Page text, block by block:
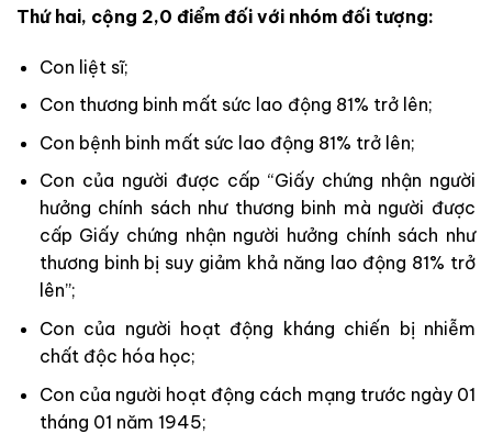
Thứ hai, cộng 2,0 điểm đối với nhóm đối tượng:
Con liệt sĩ;
Con thương binh mất sức lao động 81% trở lên;
Con bệnh binh mất sức lao động 81% trở lên;
Con của người được cấp “Giấy chứng nhận người
hưởng chính sách như thương binh mà người được
cấp Giấy chứng nhận người hưởng chính sách như
thương binh bị suy giảm khả năng lao động 81% trở
lên”;
Con của người hoạt động kháng chiến bị nhiễm
chất độc hóa học;
Con của người hoạt động cách mạng trước ngày 01
tháng 01 năm 1945;